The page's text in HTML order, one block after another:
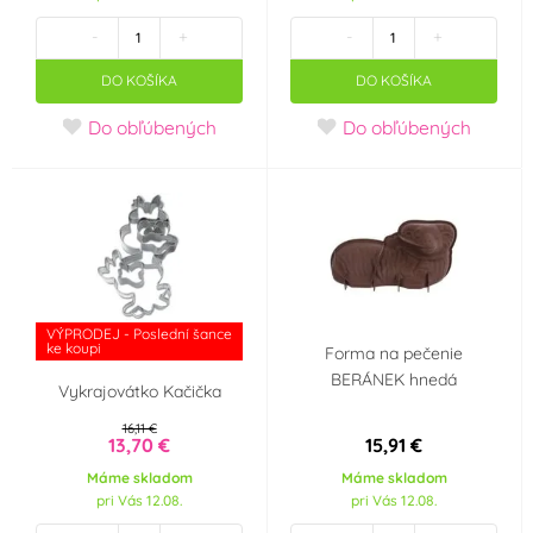
SvětCukrářů.cz (0) UNIQUE (0)
Tvar vykrajovátka
Srdíčka (0) Čtvereček (0)
Anděl Kometa (0)
Květina (0)
Bílá (0) Béžová (0)
- +
DO KOŠÍKA
Do obľúbených
- +
DO KOŠÍKA
Do obľúbených
VÝPRODEJ - Poslední šance
ke koupi
Vykrajovátko Kačička
16,11 €
13,70 €
Máme skladom
pri Vás 12.08.
Forma na pečenie
BERÁNEK hnedá
15,91 €
Máme skladom
pri Vás 12.08.